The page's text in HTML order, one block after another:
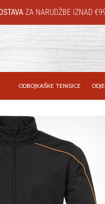
ZA NARUDŽBE IZNAD
ODBOJKAŠKE TENISICE